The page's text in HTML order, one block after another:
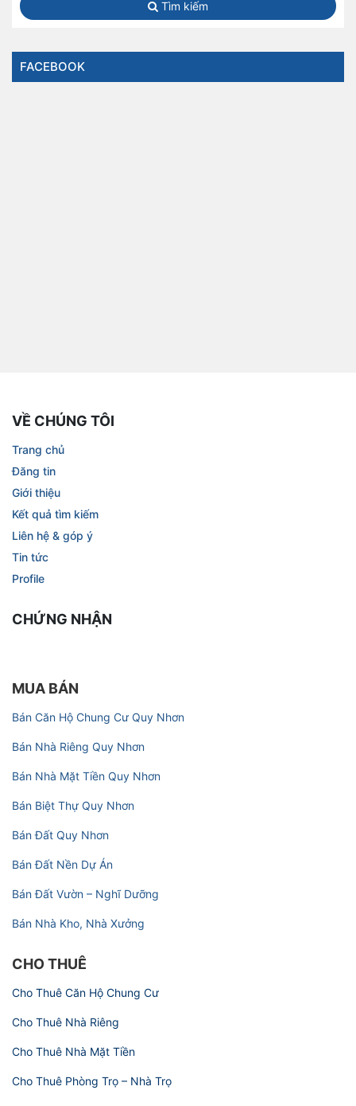
Tìm kiếm
FACEBOOK
VỀ CHÚNG TÔI
Trang chủ
Đăng tin
Giới thiệu
Kết quả tìm kiếm
Liên hệ & góp ý
Tin tức
Profile
CHỨNG NHẬN
MUA BÁN
Bán Căn Hộ Chung Cư Quy Nhơn
Bán Nhà Riêng Quy Nhơn
Bán Nhà Mặt Tiền Quy Nhơn
Bán Biệt Thự Quy Nhơn
Bán Đất Quy Nhơn
Bán Đất Nền Dự Án
Bán Đất Vườn – Nghĩ Dưỡng
Bán Nhà Kho, Nhà Xưởng
CHO THUÊ
Cho Thuê Căn Hộ Chung Cư
Cho Thuê Nhà Riêng
Cho Thuê Nhà Mặt Tiền
Cho Thuê Phòng Trọ – Nhà Trọ